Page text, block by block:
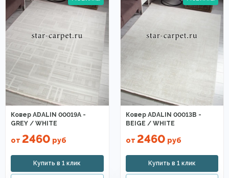
Ковер ADALIN 00019A -
GREY / WHITE
от 2460 руб
Ковер ADALIN 00013B -
BEIGE / WHITE
от 2460 руб